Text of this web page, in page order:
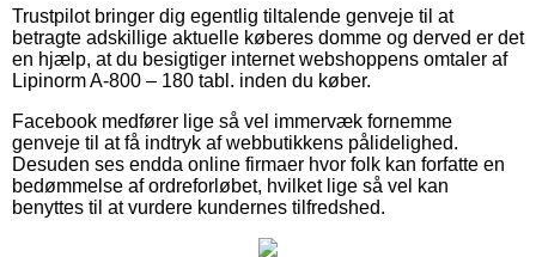
Trustpilot bringer dig egentlig tiltalende genveje til at
betragte adskillige aktuelle køberes domme og derved er det
en hjælp, at du besigtiger internet webshoppens omtaler af
Lipinorm A-800 – 180 tabl. inden du køber.
Facebook medfører lige så vel immervæk fornemme
genveje til at få indtryk af webbutikkens pålidelighed.
Desuden ses endda online firmaer hvor folk kan forfatte en
bedømmelse af ordreforløbet, hvilket lige så vel kan
benyttes til at vurdere kundernes tilfredshed.